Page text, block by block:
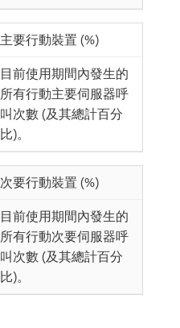
主要行動裝置 (%)
目前使用期間內發生的
所有行動主要伺服器呼
叫次數 (及其總計百分
比)。
次要行動裝置 (%)
目前使用期間內發生的
所有行動次要伺服器呼
叫次數 (及其總計百分
比)。